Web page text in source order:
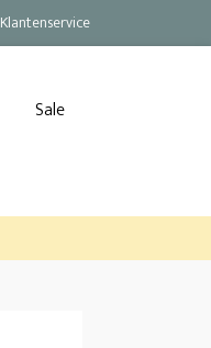
Klantenservice
Sale